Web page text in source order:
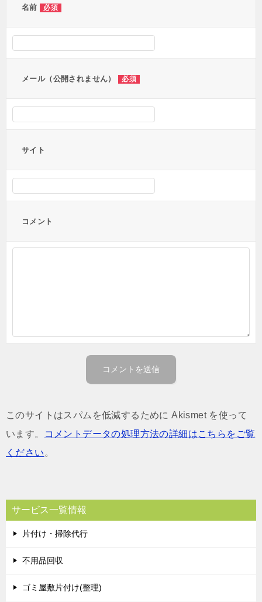
名前 必須
メール（公開されません） 必須
サイト
コメント
このサイトはスパムを低減するために Akismet を使って
います。
コメントデータの処理方法の詳細はこちらをご覧
ください 。
サービス一覧情報
片付け・掃除代行
不用品回収
ゴミ屋敷片付け(整理)